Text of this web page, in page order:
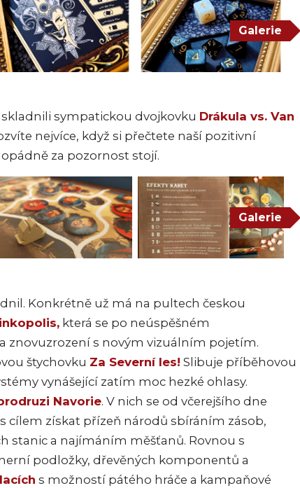
Galerie
sympatickou dvojkovku Drákula vs. Van
nejvíce, když si přečtete naší pozitivní
za pozornost stojí.
Galerie
Konkrétně už má na pultech českou
která se po neúspěšném
znovuzrození s novým vizuálním pojetím.
štychovku Za Severní les! Slibuje příběhovou
vynášející zatím moc hezké ohlasy.
Navorie. V nich se od včerejšího dne
cílem získat přízeň národů sbíráním zásob,
stanic a najímáním měšťanů. Rovnou s
podložky, dřevěných komponentů a
s možností pátého hráče a kampaňové